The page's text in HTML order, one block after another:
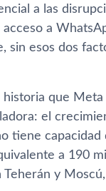
a las
a
sin esos dos
que
el
tiene
a 190
y